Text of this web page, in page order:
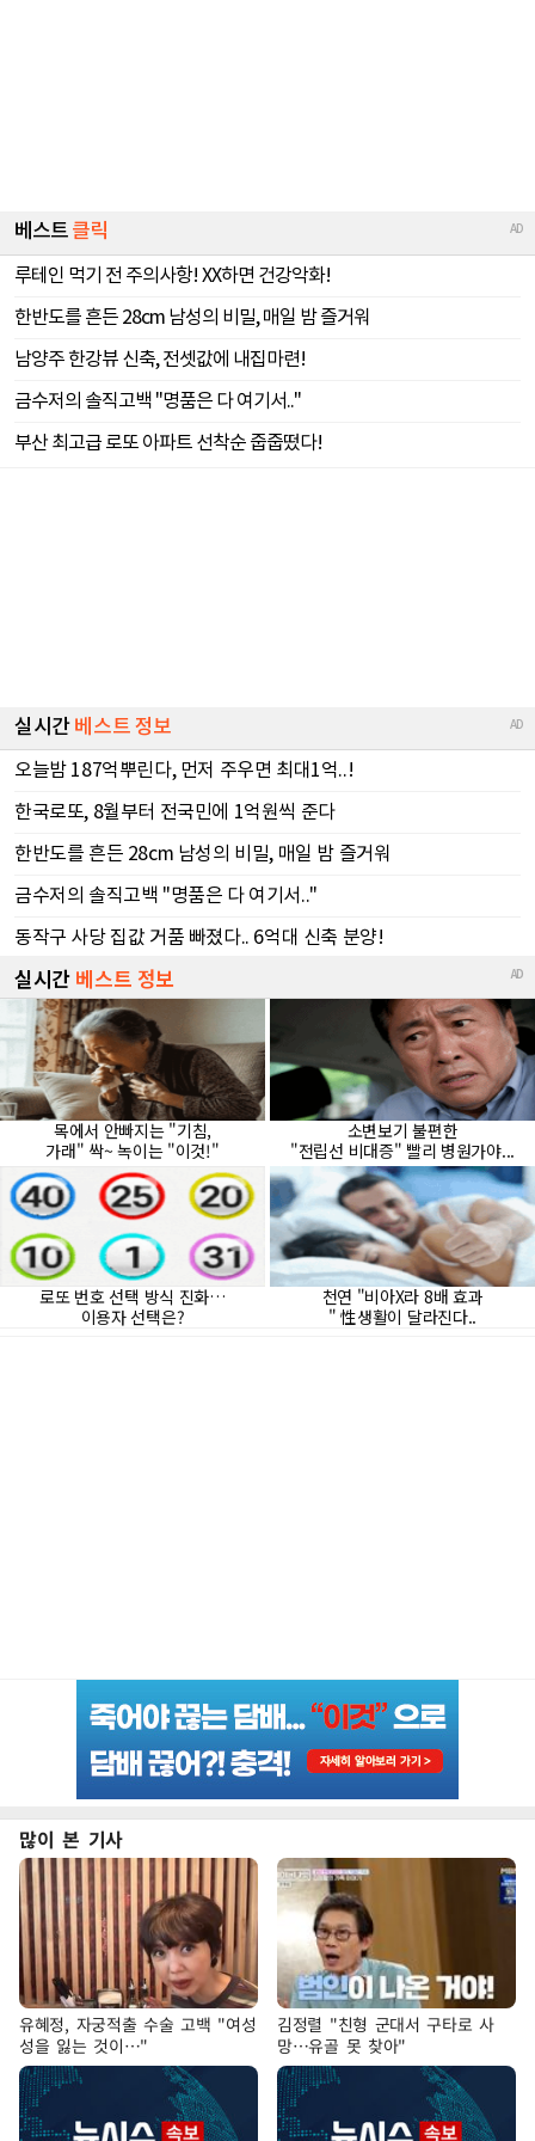
많이 본 기사
유혜정, 자궁적출 수술 고백 "여성
성을 잃는 것이…"
김정렬 "친형 군대서 구타로 사
망…유골 못 찾아"